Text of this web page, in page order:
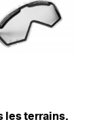
les terrains.